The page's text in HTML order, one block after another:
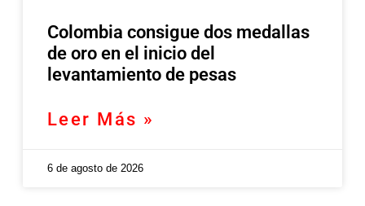
Colombia consigue dos medallas
de oro en el inicio del
levantamiento de pesas
Leer Más »
6 de agosto de 2026